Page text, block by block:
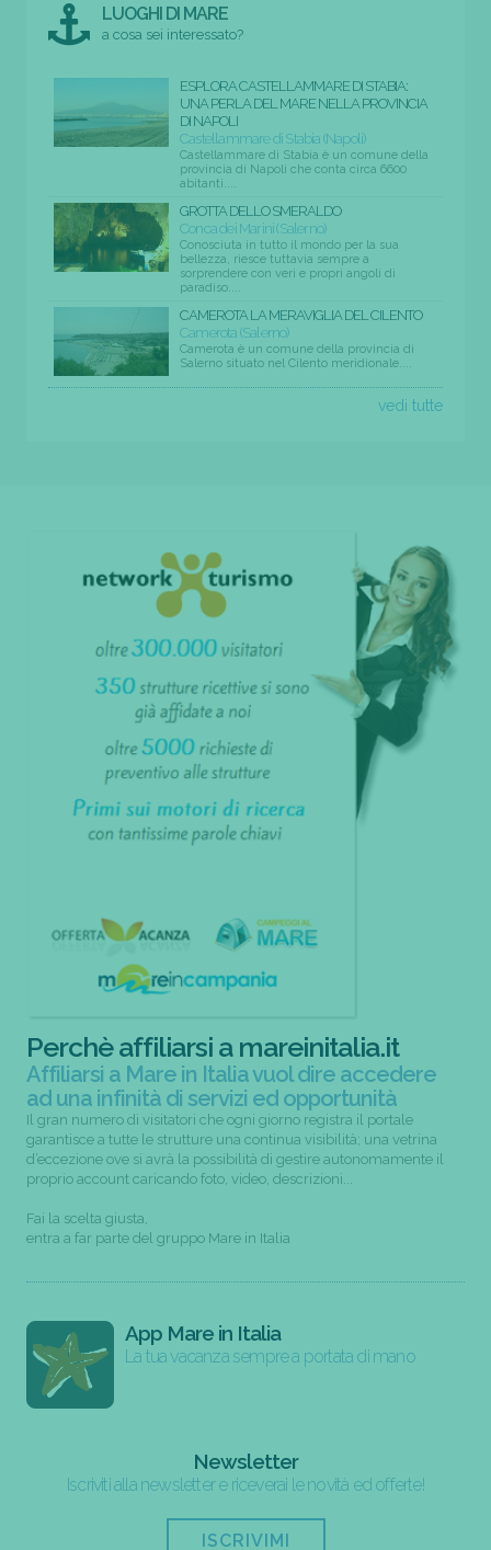
LUOGHI DI MARE
a cosa sei interessato?
ESPLORA CASTELLAMMARE DI STABIA:
UNA PERLA DEL MARE NELLA PROVINCIA
DI NAPOLI
Castellammare di Stabia (Napoli)
Castellammare di Stabia è un comune della
provincia di Napoli che conta circa 6600
abitanti....
GROTTA DELLO SMERALDO
Conca dei Marini (Salerno)
Conosciuta in tutto il mondo per la sua
bellezza, riesce tuttavia sempre a
sorprendere con veri e propri angoli di
paradiso....
CAMEROTA LA MERAVIGLIA DEL CILENTO
Camerota (Salerno)
Camerota è un comune della provincia di
Salerno situato nel Cilento meridionale....
vedi tutte
Perchè affiliarsi a mareinitalia.it
Affiliarsi a Mare in Italia vuol dire accedere
ad una infinità di servizi ed opportunità
Il gran numero di visitatori che ogni giorno registra il portale
garantisce a tutte le strutture una continua visibilità; una vetrina
d’eccezione ove si avrà la possibilità di gestire autonomamente il
proprio account caricando foto, video, descrizioni...
Fai la scelta giusta,
entra a far parte del gruppo Mare in Italia
App Mare in Italia
La tua vacanza sempre a portata di mano
Newsletter
Iscriviti alla newsletter e riceverai le novità ed offerte!
ISCRIVIMI